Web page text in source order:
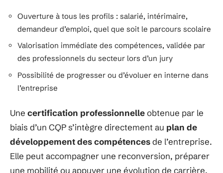
Ouverture à tous les profils : salarié, intérimaire,
demandeur d’emploi, quel que soit le parcours scolaire
Valorisation immédiate des compétences, validée par
des professionnels du secteur lors d’un jury
Possibilité de progresser ou d’évoluer en interne dans
l’entreprise
Une certification professionnelleobtenue par le
biais d’un CQP s’intègre directement au plan de
développement des compétencesde l’entreprise.
Elle peut accompagner une reconversion, préparer
une mobilité ou appuyer une évolution de carrière.